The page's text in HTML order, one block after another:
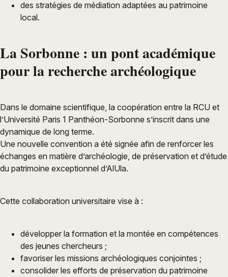
des stratégies de médiation adaptées au patrimoine
local.
La Sorbonne : un pont académique
pour la recherche archéologique
Dans le domaine scientifique, la coopération entre la RCU et
l’Université Paris 1 Panthéon-Sorbonne s’inscrit dans une
dynamique de long terme.
Une nouvelle convention a été signée afin de renforcer les
échanges en matière d’archéologie, de préservation et d’étude
du patrimoine exceptionnel d’AlUla.
Cette collaboration universitaire vise à :
développer la formation et la montée en compétences
des jeunes chercheurs ;
favoriser les missions archéologiques conjointes ;
consolider les efforts de préservation du patrimoine